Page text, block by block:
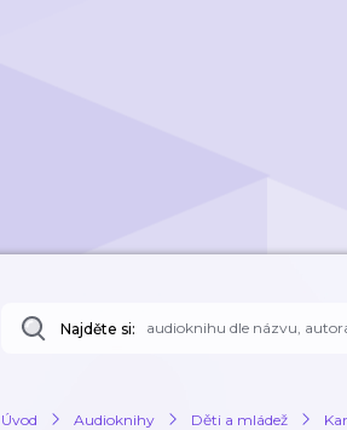
Najděte si:
Úvod Audioknihy Děti a mládež